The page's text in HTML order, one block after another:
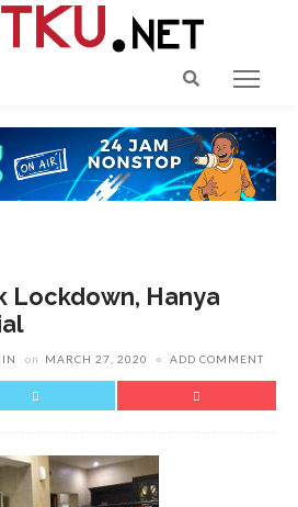
Lockdown, Hanya
on MARCH 27, 2020 ADD COMMENT